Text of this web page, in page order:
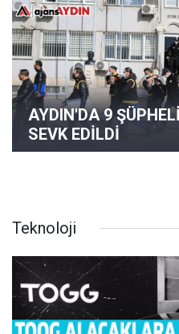
AYDIN'DA 9
SEVK EDİLDİ
Teknoloji